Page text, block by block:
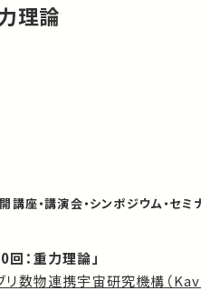
理論
講座・講演会・シンポジウム・セミ
：重力理論」
リ数物連携宇宙研究機構（